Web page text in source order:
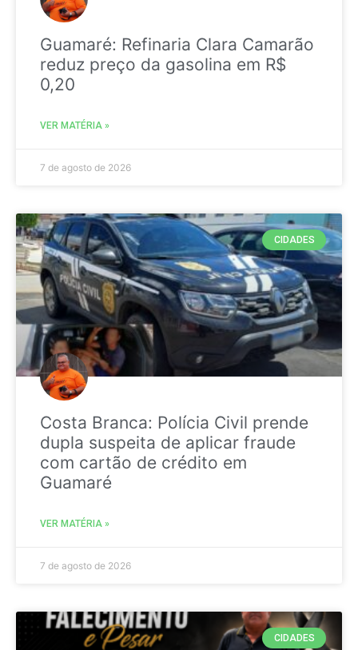
Guamaré: Refinaria Clara Camarão
reduz preço da gasolina em R$
0,20
VER MATÉRIA »
7 de agosto de 2026
CIDADES
Costa Branca: Polícia Civil prende
dupla suspeita de aplicar fraude
com cartão de crédito em
Guamaré
VER MATÉRIA »
7 de agosto de 2026
CIDADES